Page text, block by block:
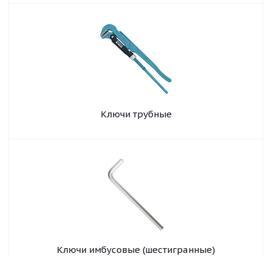
Ключи трубные
Ключи имбусовые (шестигранные)